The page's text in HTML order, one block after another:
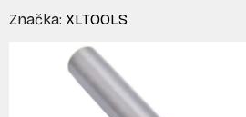
Značka: XLTOOLS